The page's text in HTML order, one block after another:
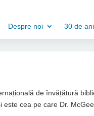
Despre noi 30 de
de învățătură
cea pe care Dr.